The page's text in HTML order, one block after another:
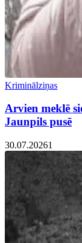
Kriminālziņas
Arvien meklē
Jaunpils pusē
30.07.20261